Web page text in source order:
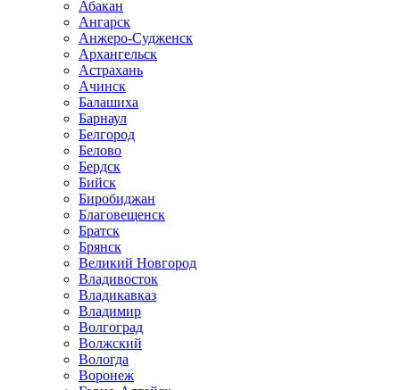
Абакан
Ангарск
Анжеро-Судженск
Архангельск
Астрахань
Ачинск
Балашиха
Барнаул
Белгород
Белово
Бердск
Бийск
Биробиджан
Благовещенск
Братск
Брянск
Великий Новгород
Владивосток
Владикавказ
Владимир
Волгоград
Волжский
Вологда
Воронеж